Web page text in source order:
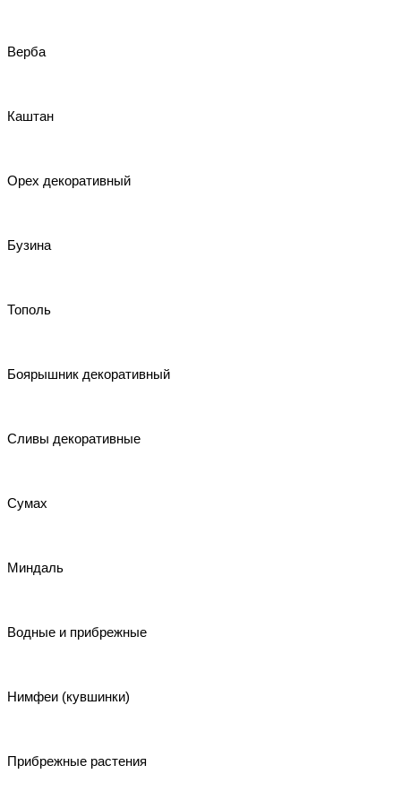
Верба
Каштан
Орех декоративный
Бузина
Тополь
Боярышник декоративный
Сливы декоративные
Сумах
Миндаль
Водные и прибрежные
Нимфеи (кувшинки)
Прибрежные растения